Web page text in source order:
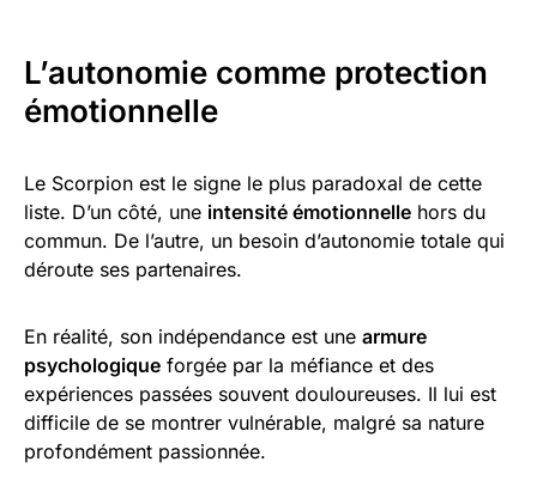
L’autonomie comme protection
émotionnelle
Le Scorpion est le signe le plus paradoxal de cette
liste. D’un côté, une intensité émotionnelle hors du
commun. De l’autre, un besoin d’autonomie totale qui
déroute ses partenaires.
En réalité, son indépendance est une armure
psychologique forgée par la méfiance et des
expériences passées souvent douloureuses. Il lui est
difficile de se montrer vulnérable, malgré sa nature
profondément passionnée.